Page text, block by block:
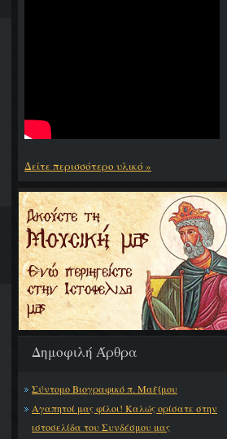
Δείτε περισσότερο υλικό »
Δημοφιλή Άρθρα
Σύντομο Βιογραφικό π. Μαξίμου
Αγαπητοί μας φίλοι! Καλώς ορίσατε στην
ιστοσελίδα του Συνδέσμου μας